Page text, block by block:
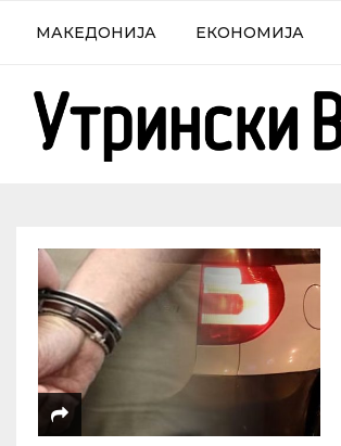
МАКЕДОНИЈА ЕКОНОМИЈА